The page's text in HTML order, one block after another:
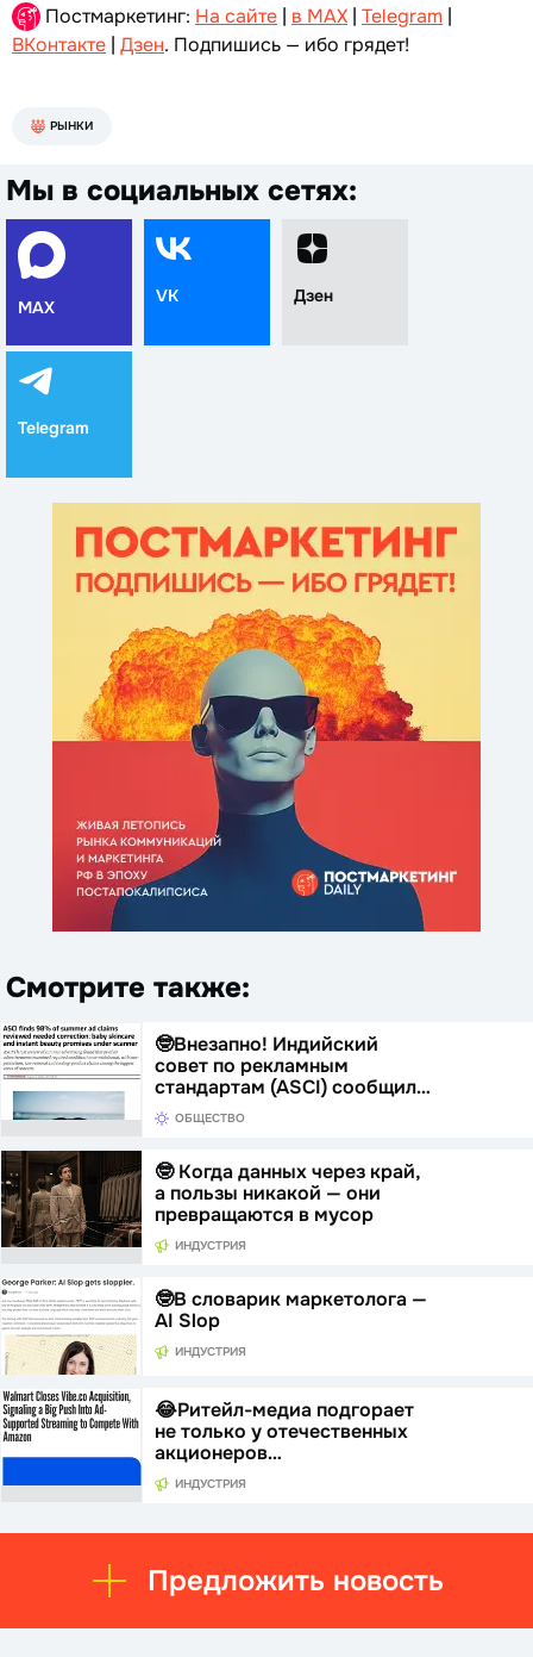
Постмаркетинг: На сайте | в MAX | Telegram |
ВКонтакте | Дзен. Подпишись — ибо грядет!
РЫНКИ
Мы в социальных сетях:
MAX
VK Дзен
Telegram
Смотрите также:
🤓Внезапно! Индийский
совет по рекламным
стандартам (ASCI) сообщил…
ОБЩЕСТВО
🤓 Когда данных через край,
а пользы никакой — они
превращаются в мусор
ИНДУСТРИЯ
🤓В словарик маркетолога —
AI Slop
ИНДУСТРИЯ
😂Ритейл-медиа подгорает
не только у отечественных
акционеров…
ИНДУСТРИЯ
Предложить новость